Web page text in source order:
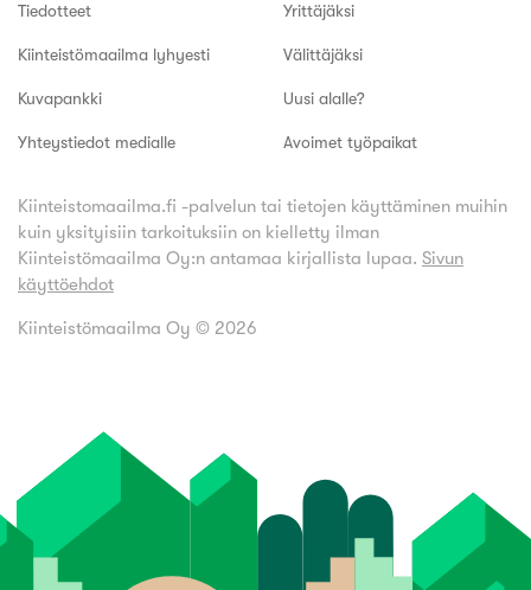
Tiedotteet
Kiinteistömaailma lyhyesti
Kuvapankki
Yhteystiedot medialle
Yrittäjäksi
Välittäjäksi
Uusi alalle?
Avoimet työpaikat
Kiinteistomaailma.fi -palvelun tai tietojen käyttäminen muihin
kuin yksityisiin tarkoituksiin on kielletty ilman
Kiinteistömaailma Oy:n antamaa kirjallista lupaa. Sivun
käyttöehdot
Kiinteistömaailma Oy © 2026